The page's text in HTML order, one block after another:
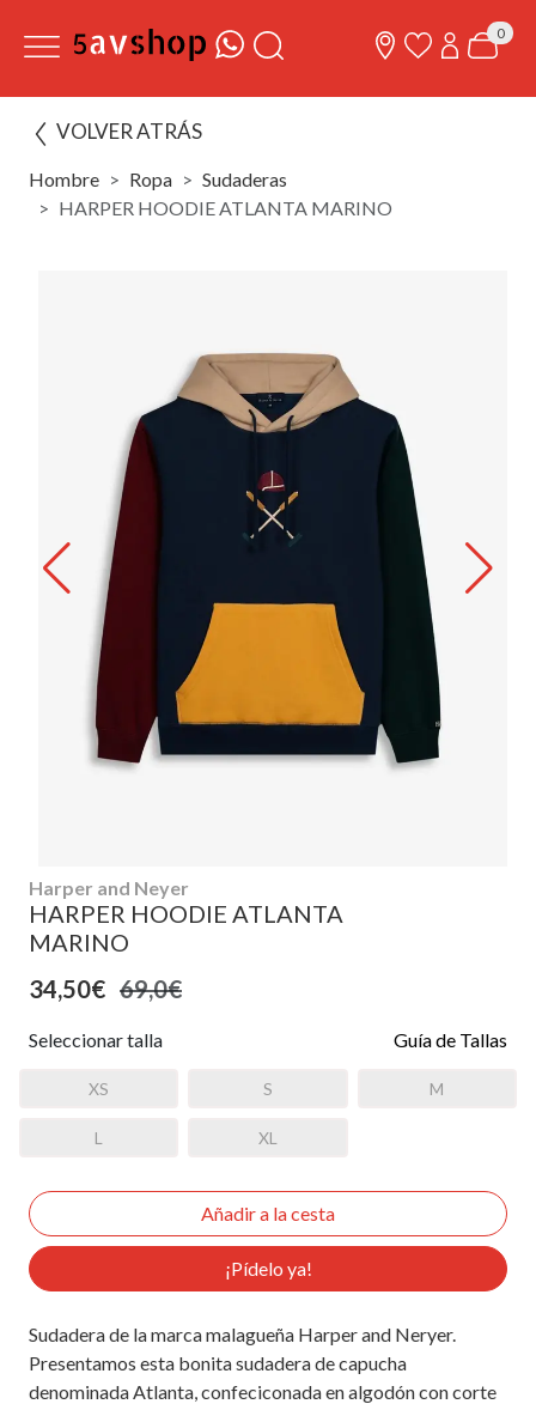
0
VOLVER ATRÁS
Hombre Ropa
Sudaderas
HARPER HOODIE ATLANTA MARINO
Harper and Neyer
HARPER HOODIE ATLANTA
MARINO
34,50€ 69,0€
Seleccionar talla Guía de Tallas
XS S M
L XL
¡Pídelo ya!
Sudadera de la marca malagueña Harper and Neryer.
Presentamos esta bonita sudadera de capucha
denominada Atlanta, confeciconada en algodón con corte